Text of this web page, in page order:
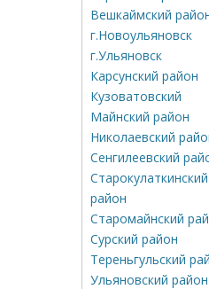
Вешкаймский
г.Новоульяновск
г.Ульяновск
Карсунский район
Кузоватовский
Майнский район
Николаевский
Сенгилеевский
Старокулаткинский
район
Старомайнский
Сурский район
Тереньгульский
Ульяновский район